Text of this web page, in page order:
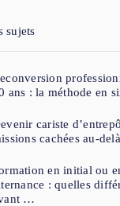
sujets
ans : la méthode en
cariste
cachées au-
en initial ou
: quelles
…